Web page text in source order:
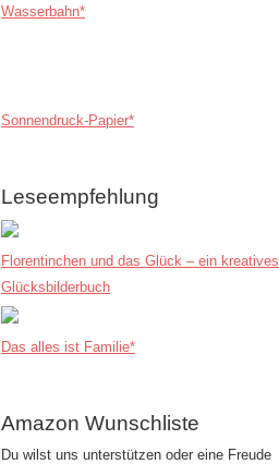
Wasserbahn*
Sonnendruck-Papier*
Leseempfehlung
Florentinchen und das Glück – ein kreatives
Glücksbilderbuch
Das alles ist Familie*
Amazon Wunschliste
Du wilst uns unterstützen oder eine Freude